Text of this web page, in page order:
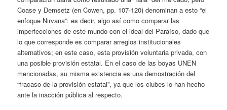
Coase y Demsetz (en Cowen, pp. 107-120) denominan a esto “el
enfoque Nirvana”: es decir, algo así como comparar las
imperfecciones de este mundo con el ideal del Paraíso, dado que
lo que corresponde es comparar arreglos institucionales
alternativos; en este caso, esta provisión voluntaria privada, con
una posible provisión estatal. En el caso de las boyas UNEN
mencionadas, su misma existencia es una demostración del
“fracaso de la provisión estatal”, ya que los clubes lo han hecho
ante la inacción pública al respecto.